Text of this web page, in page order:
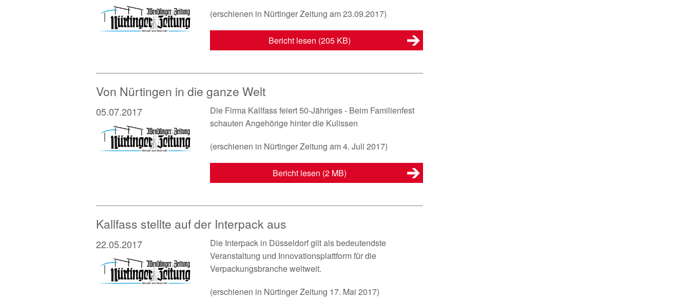
(erschienen in Nürtinger Zeitung am 23.09.2017)
Bericht lesen (205 KB)
Von Nürtingen in die ganze Welt
05.07.2017
Die Firma Kallfass feiert 50-Jähriges - Beim Familienfest
schauten Angehörige hinter die Kulissen
(erschienen in Nürtinger Zeitung am 4. Juli 2017)
Bericht lesen (2 MB)
Kallfass stellte auf der Interpack aus
22.05.2017
Die Interpack in Düsseldorf gilt als bedeutendste
Veranstaltung und Innovationsplattform für die
Verpackungsbranche weltweit.
(erschienen in Nürtinger Zeitung 17. Mai 2017)